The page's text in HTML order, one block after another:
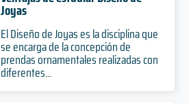
Joyas
El Diseño de Joyas es la disciplina que
se encarga de la concepción de
prendas ornamentales realizadas con
diferentes...